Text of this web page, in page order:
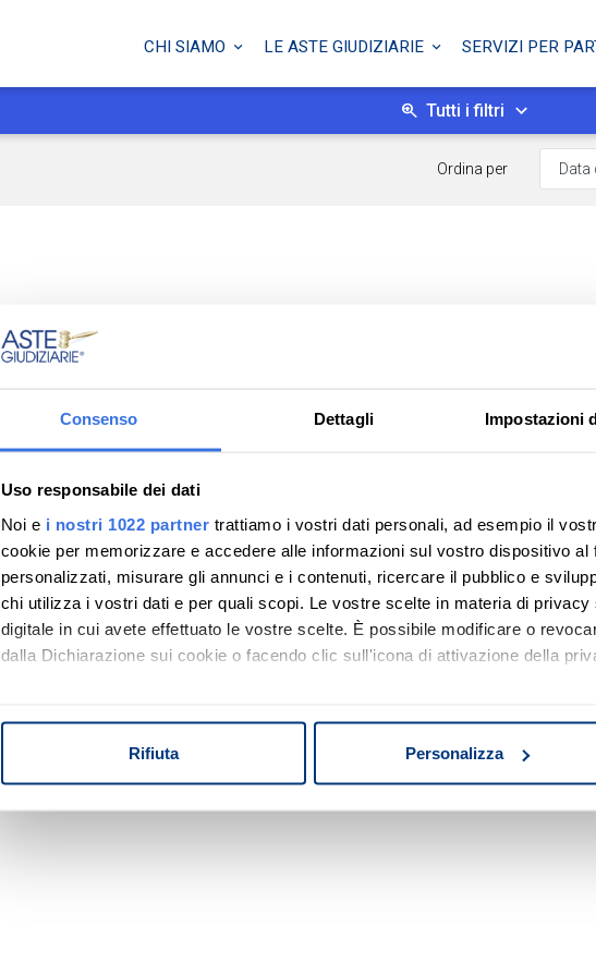
Consenso Dettagli Impostazioni
Uso responsabile dei dati
Noi e i nostri 1022 partner trattiamo i vostri dati personali, ad esempio il
cookie per memorizzare e accedere alle informazioni sul vostro dispositivo al
personalizzati, misurare gli annunci e i contenuti, ricercare il pubblico e
chi utilizza i vostri dati e per quali scopi. Le vostre scelte in materia di
digitale in cui avete effettuato le vostre scelte. È possibile modificare o
dalla Dichiarazione sui cookie o facendo clic sull'icona di attivazione della
Identificare il tuo dispositivo, scansionandolo attivamente alla ricerca
digitali).
Rifiuta Personalizza
CHI SIAMO LE ASTE GIUDIZIARIE SERVIZI PER
Tutti i filtri
Ordina per
Nessun risultato di
Prova a modificare o rimuovere
a cambiare l'area di